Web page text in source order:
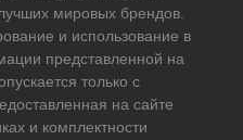
мировых брендов.
и использование в
представленной на
только с
на сайте
и комплектности